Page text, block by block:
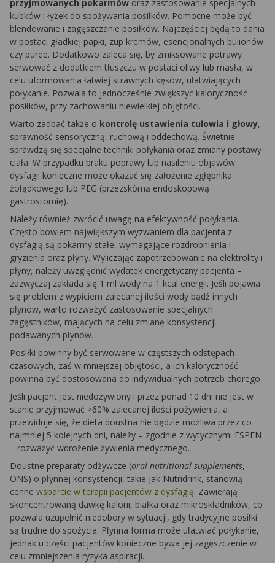
przyjmowanych pokarmów oraz zastosowanie specjalnych
kubków i łyżek do spożywania posiłków. Pomocne może być
blendowanie i zagęszczanie posiłków. Najczęściej będą to dania
w postaci gładkiej papki, zup kremów, esencjonalnych bulionów
czy puree. Dodatkowo zaleca się, by zmiksowane potrawy
serwować z dodatkiem tłuszczu w postaci oliwy lub masła, w
celu uformowania łatwiej strawnych kęsów, ułatwiających
połykanie. Pozwala to jednocześnie zwiększyć kaloryczność
posiłków, przy zachowaniu niewielkiej objętości.
Warto zadbać także o kontrolę ustawienia tułowia i głowy,
sprawność sensoryczną, ruchową i oddechową. Świetnie
sprawdzą się specjalne techniki połykania oraz zmiany postawy
ciała. W przypadku braku poprawy lub nasileniu objawów
dysfagii konieczne może okazać się założenie zgłębnika
żołądkowego lub PEG (przezskórną endoskopową
gastrostomię).
Należy również zwrócić uwagę na efektywność połykania.
Często bowiem największym wyzwaniem dla pacjenta z
dysfagią są pokarmy stałe, wymagające rozdrobnienia i
gryzienia oraz płyny. Wyliczając zapotrzebowanie na elektrolity i
płyny, należy uwzględnić wydatek energetyczny pacjenta –
zazwyczaj zakłada się 1 ml wody na 1 kcal energii. Jeśli pojawia
się problem z wypiciem zalecanej ilości wody bądź innych
płynów, warto rozważyć zastosowanie specjalnych
zagęstników, mających na celu zmianę konsystencji
podawanych płynów.
Posiłki powinny być serwowane w częstszych odstępach
czasowych, zaś w mniejszej objętości, a ich kaloryczność
powinna być dostosowana do indywidualnych potrzeb chorego.
Jeśli pacjent jest niedożywiony i przez ponad 10 dni nie jest w
stanie przyjmować >60% zalecanej ilości pożywienia, a
przewiduje się, że dieta doustna nie będzie możliwa przez co
najmniej 5 kolejnych dni, należy – zgodnie z wytycznymi ESPEN
– rozważyć wdrożenie żywienia medycznego.
Doustne preparaty odżywcze (oral nutritional supplements,
ONS) o płynnej konsystencji, takie jak Nutridrink, stanowią
cenne wsparcie w terapii pacjentów z dysfagią. Zawierają
skoncentrowaną dawkę kalorii, białka oraz mikroskładników, co
pozwala uzupełnić niedobory w sytuacji, gdy tradycyjne posiłki
są trudne do spożycia. Płynna forma może ułatwiać połykanie,
jednak u części pacjentów konieczne bywa jej zagęszczenie w
celu zmniejszenia ryzyka aspiracji.